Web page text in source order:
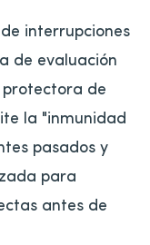
interrupciones
de evaluación
de
la "inmunidad
pasados y
para
antes de